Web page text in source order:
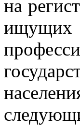
на
ищущих